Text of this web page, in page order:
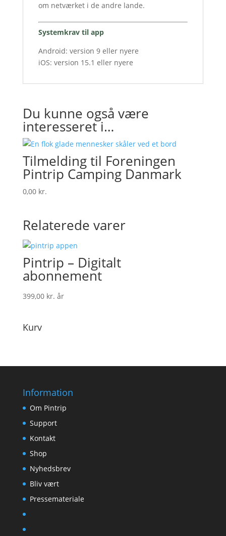
om netværket i de andre lande.
Systemkrav til app
Android: version 9 eller nyere
iOS: version 15.1 eller nyere
Du kunne også være
interesseret i…
Tilmelding til Foreningen
Pintrip Camping Danmark
0,00 kr.
Relaterede varer
Pintrip – Digitalt
abonnement
399,00 kr. år
Kurv
Information
Om Pintrip
Support
Kontakt
Shop
Nyhedsbrev
Bliv vært
Pressemateriale